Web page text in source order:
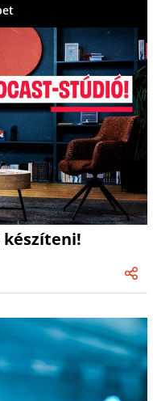
készíteni!